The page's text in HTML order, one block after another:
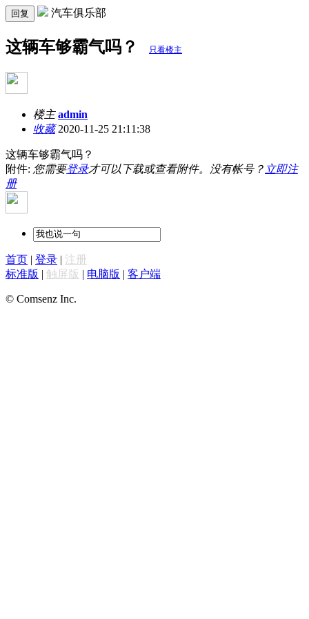
回复 汽车俱乐部
这辆车够霸气吗？ 只看楼主
楼主 admin
收藏2020-11-25 21:11:38
这辆车够霸气吗？
附件: 您需要登录才可以下载或查看附件。没有帐号？ 立即注
册
首页 | 登录 | 注册
标准版 | 触屏版 | 电脑版 | 客户端
© Comsenz Inc.